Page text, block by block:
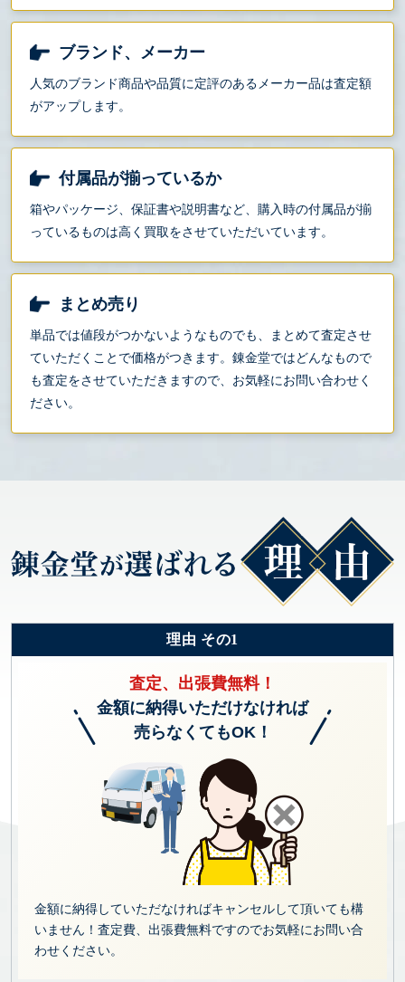
ブランド、メーカー
人気のブランド商品や品質に定評のあるメーカー品は査定額
がアップします。
付属品が揃っているか
箱やパッケージ、保証書や説明書など、購入時の付属品が揃
っているものは高く買取をさせていただいています。
まとめ売り
単品では値段がつかないようなものでも、まとめて査定させ
ていただくことで価格がつきます。錬金堂ではどんなもので
も査定をさせていただきますので、お気軽にお問い合わせく
ださい。
理由 その1
査定、出張費無料！
金額に納得いただけなければ
売らなくてもOK！
金額に納得していただなければキャンセルして頂いても構
いません！査定費、出張費無料ですのでお気軽にお問い合
わせください。